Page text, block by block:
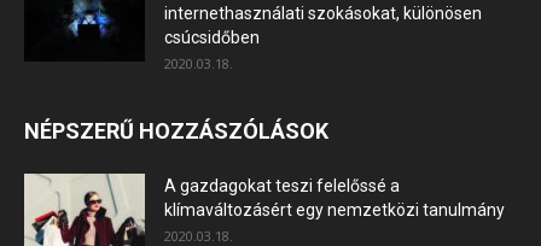
internethasználati szokásokat, különösen
csúcsidőben
2020.03.18.
NÉPSZERŰ HOZZÁSZÓLÁSOK
A gazdagokat teszi felelőssé a
klímaváltozásért egy nemzetközi tanulmány
2020.03.18.